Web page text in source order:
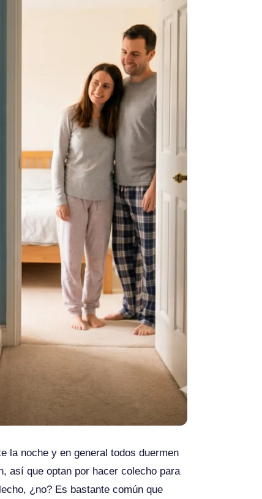
la noche y en general todos duermen
así que optan por hacer colecho para
¿no? Es bastante común que